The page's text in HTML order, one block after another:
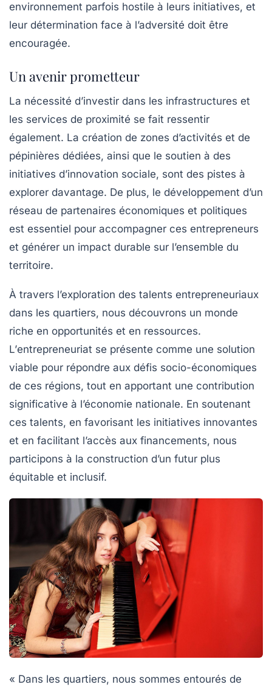
environnement parfois hostile à leurs initiatives, et
leur détermination face à l’adversité doit être
encouragée.
Un avenir prometteur
La nécessité d’investir dans les infrastructures et
les services de proximité se fait ressentir
également. La création de zones d’activités et de
pépinières dédiées, ainsi que le soutien à des
initiatives d’innovation sociale, sont des pistes à
explorer davantage. De plus, le développement d’un
réseau de partenaires économiques et politiques
est essentiel pour accompagner ces entrepreneurs
et générer un impact durable sur l’ensemble du
territoire.
À travers l’exploration des talents entrepreneuriaux
dans les quartiers, nous découvrons un monde
riche en opportunités et en ressources.
L’entrepreneuriat se présente comme une solution
viable pour répondre aux défis socio-économiques
de ces régions, tout en apportant une contribution
significative à l’économie nationale. En soutenant
ces talents, en favorisant les initiatives innovantes
et en facilitant l’accès aux financements, nous
participons à la construction d’un futur plus
équitable et inclusif.
« Dans les quartiers, nous sommes entourés de